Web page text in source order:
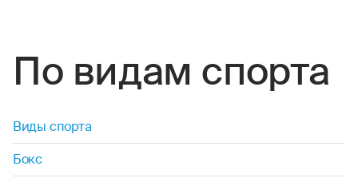
По видам спорта
Виды спорта
Бокс